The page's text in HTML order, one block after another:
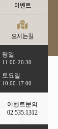
이벤트
오시는길
평일
11:00-20:30
토요일
10:00-17:00
이벤트문의
02.535.1312